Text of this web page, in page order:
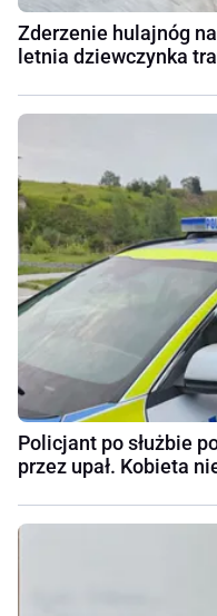
Zderzenie hulajnóg
letnia dziewczynka
Policjant po służbie
przez upał. Kobieta